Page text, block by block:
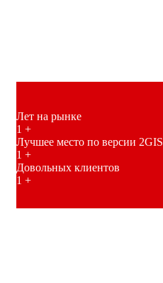
Лет на рынке
1 +
Лучшее место по версии 2GIS
1 +
Довольных клиентов
1 +